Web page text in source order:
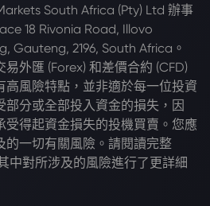
South Africa (Pty) Ltd 辦事
18 Rivonia Road, Illovo
Gauteng, 2196, South Africa。
外匯 (Forex) 和差價合約 (CFD)
高風險特點，並非適於每一位投資
部分或全部投入資金的損失，因
受得起資金損失的投機買賣。您應
的一切有關風險。請閱讀完整
中對所涉及的風險進行了更詳細